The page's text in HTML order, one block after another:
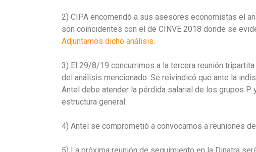
2) CIPA encomendó a sus asesores economistas el
son coincidentes con el de CINVE 2018 donde se
Adjuntamos dicho análisis
3) El 29/8/19 concurrimos a la tercera reunión
del análisis mencionado. Se reivindicó que ante la
Antel debe atender la pérdida salarial de los grupos
estructura general.
4) Antel se comprometió a convocarnos a reuniones
5) La próxima reunión de seguimiento en la Dinatra